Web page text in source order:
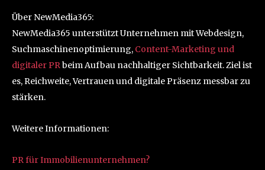
Über NewMedia365:
NewMedia365 unterstützt Unternehmen mit Webdesign,
Suchmaschinenoptimierung, Content-Marketing und
digitaler PRbeim Aufbau nachhaltiger Sichtbarkeit. Ziel ist
es, Reichweite, Vertrauen und digitale Präsenz messbar zu
stärken.
Weitere Informationen:
PR für Immobilienunternehmen?